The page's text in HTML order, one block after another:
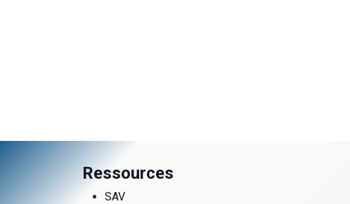
Ressources
SAV